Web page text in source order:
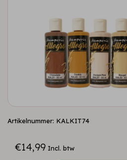
Artikelnummer: KALKIT74
€14,99 Incl. btw